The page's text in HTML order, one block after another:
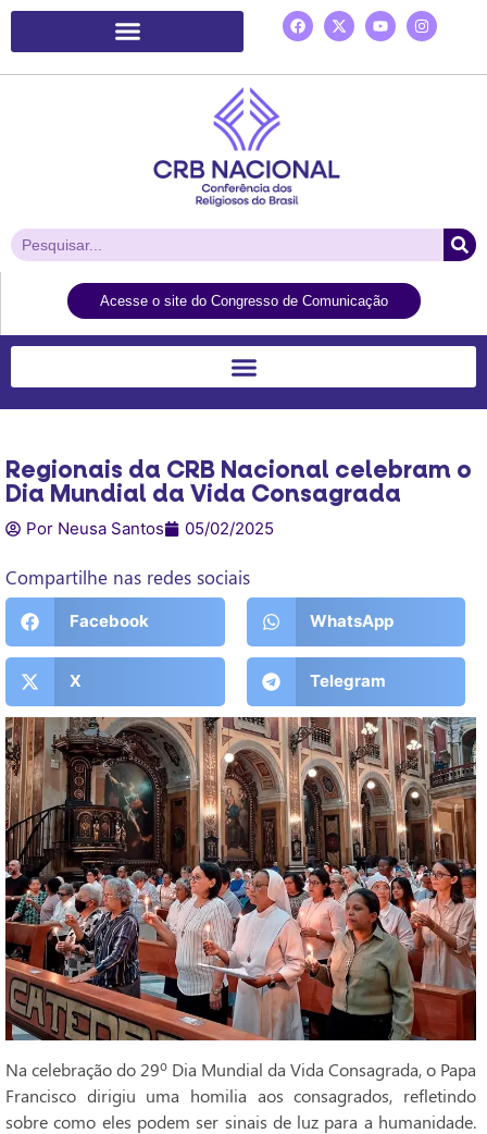
Acesse o site do Congresso de Comunicação
Regionais da CRB Nacional celebram o
Dia Mundial da Vida Consagrada
Por Neusa Santos 05/02/2025
Compartilhe nas redes sociais
Facebook WhatsApp
X Telegram
Na celebração do 29º Dia Mundial da Vida Consagrada, o Papa
Francisco dirigiu uma homilia aos consagrados, refletindo
sobre como eles podem ser sinais de luz para a humanidade.